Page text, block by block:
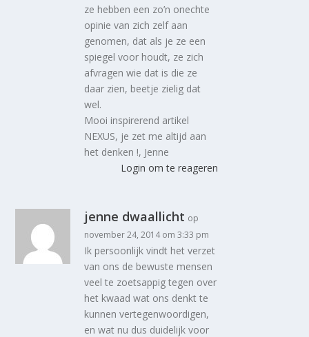
ze hebben een zo’n onechte
opinie van zich zelf aan
genomen, dat als je ze een
spiegel voor houdt, ze zich
afvragen wie dat is die ze
daar zien, beetje zielig dat
wel.
Mooi inspirerend artikel
NEXUS, je zet me altijd aan
het denken !, Jenne
Login om te reageren
jenne dwaallicht op
november 24, 2014 om 3:33 pm
Ik persoonlijk vindt het verzet
van ons de bewuste mensen
veel te zoetsappig tegen over
het kwaad wat ons denkt te
kunnen vertegenwoordigen,
en wat nu dus duidelijk voor